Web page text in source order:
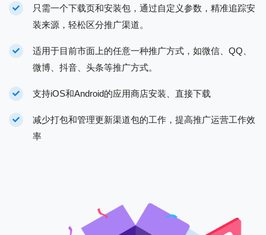
只需一个下载页和安装包，通过自定义参数，精准追踪安
装来源，轻松区分推广渠道。
适用于目前市面上的任意一种推广方式，如微信、QQ、
微博、抖音、头条等推广方式。
支持iOS和Android的应用商店安装、直接下载
减少打包和管理更新渠道包的工作，提高推广运营工作效
率